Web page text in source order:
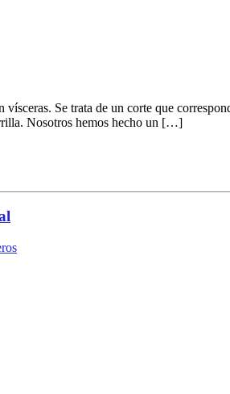
Se trata de un corte que
Nosotros hemos hecho un […]